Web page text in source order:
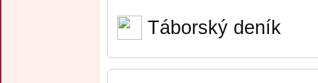
Táborský deník